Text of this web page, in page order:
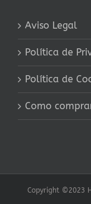
Aviso Legal
Política de
Política de
Como
Copyright ©2023